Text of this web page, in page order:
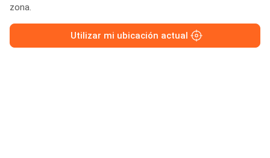
zona.
Utilizar mi ubicación actual